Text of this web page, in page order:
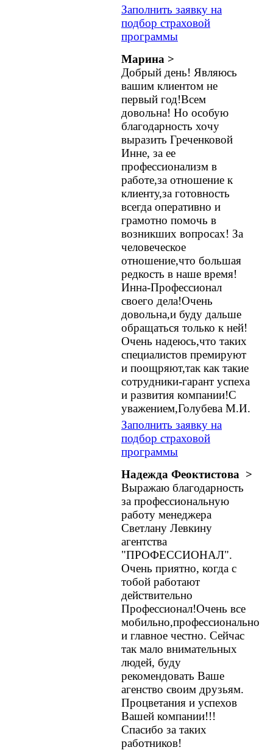
Заполнить заявку на
подбор страховой
программы
Марина >
Добрый день! Являюсь
вашим клиентом не
первый год!Всем
довольна! Но особую
благодарность хочу
выразить Греченковой
Инне, за ее
профессионализм в
работе,за отношение к
клиенту,за готовность
всегда оперативно и
грамотно помочь в
возникших вопросах! За
человеческое
отношение,что большая
редкость в наше время!
Инна-Профессионал
своего дела!Очень
довольна,и буду дальше
обращаться только к ней!
Очень надеюсь,что таких
специалистов премируют
и поощряют,так как такие
сотрудники-гарант успеха
и развития компании!С
уважением,Голубева М.И.
Заполнить заявку на
подбор страховой
программы
Надежда Феоктистова >
Выражаю благодарность
за профессиональную
работу менеджера
Светлану Левкину
агентства
"ПРОФЕССИОНАЛ".
Очень приятно, когда с
тобой работают
действительно
Профессионал!Очень все
мобильно,профессионально
и главное честно. Сейчас
так мало внимательных
людей, буду
рекомендовать Ваше
агенство своим друзьям.
Процветания и успехов
Вашей компании!!!
Спасибо за таких
работников!